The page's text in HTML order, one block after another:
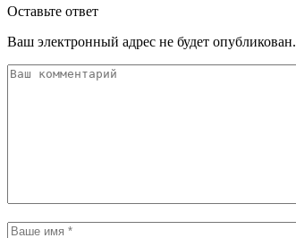
Оставьте ответ
Ваш электронный адрес не будет опубликован.